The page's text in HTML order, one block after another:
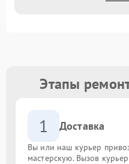
Этапы
1 Доставка
Вы или наш курьер
мастерскую. Вызов